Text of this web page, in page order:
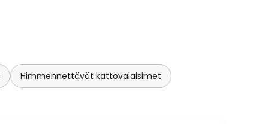
Himmennettävät kattovalaisimet